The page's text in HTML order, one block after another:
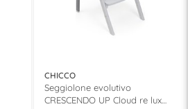
CHICCO
Seggiolone evolutivo
CRESCENDO UP Cloud re lux